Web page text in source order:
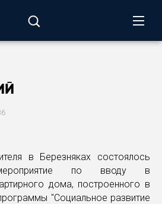
в Березняках состоялось
по вводу в
дома, построенного в
"Социальное развитие